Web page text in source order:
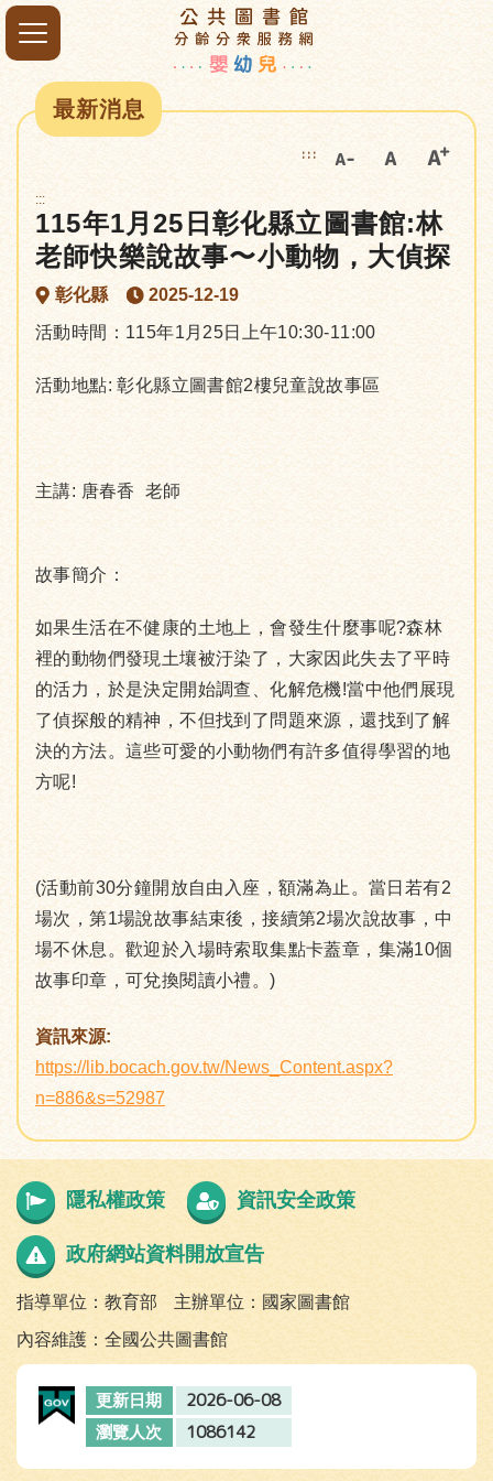
最新消息
:::
:::
115年1月25日彰化縣立圖書館:林
老師快樂說故事〜小動物，大偵探
彰化縣
2025-12-19
活動時間：115年1月25日上午10:30-11:00
活動地點: 彰化縣立圖書館2樓兒童說故事區
主講: 唐春香 老師
故事簡介：
如果生活在不健康的土地上，會發生什麼事呢?森林
裡的動物們發現土壤被汙染了，大家因此失去了平時
的活力，於是決定開始調查、化解危機!當中他們展現
了偵探般的精神，不但找到了問題來源，還找到了解
決的方法。這些可愛的小動物們有許多值得學習的地
方呢!
(活動前30分鐘開放自由入座，額滿為止。當日若有2
場次，第1場說故事結束後，接續第2場次說故事，中
場不休息。歡迎於入場時索取集點卡蓋章，集滿10個
故事印章，可兌換閱讀小禮。)
資訊來源:
https://lib.bocach.gov.tw/News_Content.aspx?
n=886&s=52987
隱私權政策 資訊安全政策
政府網站資料開放宣告
指導單位：教育部
主辦單位：國家圖書館
內容維護：全國公共圖書館
更新日期 2026-06-08
瀏覽人次 1086142